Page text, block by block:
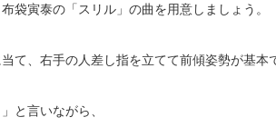
袋寅泰の「スリル」の曲を用意しましょう。
て、右手の人差し指を立てて前傾姿勢が基本
」と言いながら、